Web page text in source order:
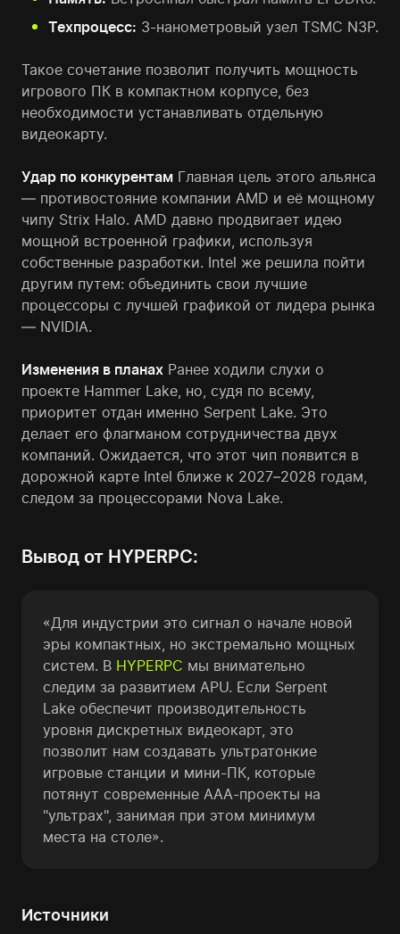
Техпроцесс: 3-нанометровый узел TSMC N3P.
Такое сочетание позволит получить мощность
игрового ПК в компактном корпусе, без
необходимости устанавливать отдельную
видеокарту.
Удар по конкурентам Главная цель этого альянса
— противостояние компании AMD и её мощному
чипу Strix Halo. AMD давно продвигает идею
мощной встроенной графики, используя
собственные разработки. Intel же решила пойти
другим путем: объединить свои лучшие
процессоры с лучшей графикой от лидера рынка
— NVIDIA.
Изменения в планах Ранее ходили слухи о
проекте Hammer Lake, но, судя по всему,
приоритет отдан именно Serpent Lake. Это
делает его флагманом сотрудничества двух
компаний. Ожидается, что этот чип появится в
дорожной карте Intel ближе к 2027–2028 годам,
следом за процессорами Nova Lake.
Вывод от HYPERPC:
«Для индустрии это сигнал о начале новой
эры компактных, но экстремально мощных
систем. В HYPERPC мы внимательно
следим за развитием APU. Если Serpent
Lake обеспечит производительность
уровня дискретных видеокарт, это
позволит нам создавать ультратонкие
игровые станции и мини-ПК, которые
потянут современные AAA-проекты на
"ультрах", занимая при этом минимум
места на столе».
Источники